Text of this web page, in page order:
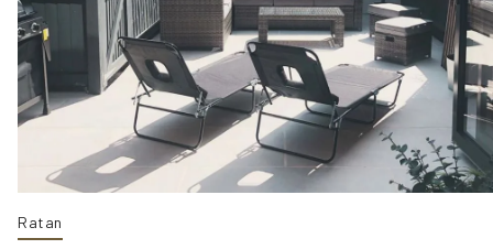
Ratan